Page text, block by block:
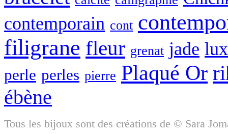
contemporain cont
filigrane fleur grenat jade
perle perles pierre Plaqué Or
ébène
Tous les bijoux sont des créations de © Sara